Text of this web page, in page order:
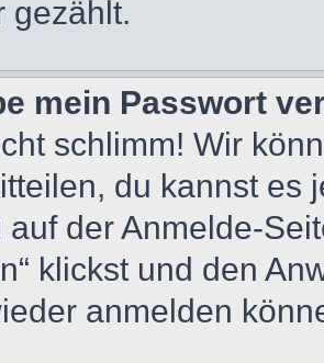
gezählt.
mein Passwort
schlimm! Wir
du kannst es
auf der Anmelde-
klickst und den
anmelden